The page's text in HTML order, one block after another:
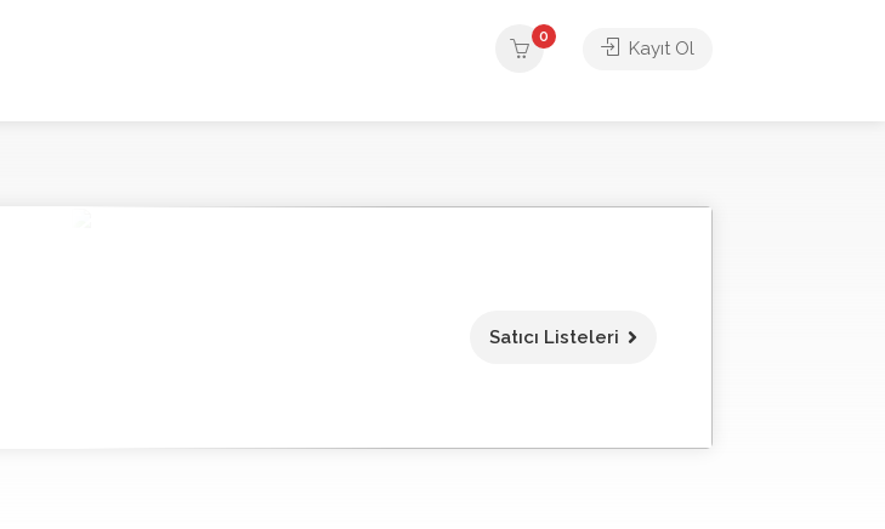
0
Kayıt Ol
Satıcı Listeleri